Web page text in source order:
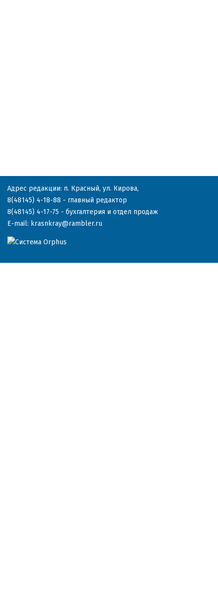
Адрес редакции: п. Красный, ул. Кирова,
8(48145) 4-18-88 - главный редактор
8(48145) 4-17-75 - бухгалтерия и отдел продаж
E-mail: krasnkray@rambler.ru